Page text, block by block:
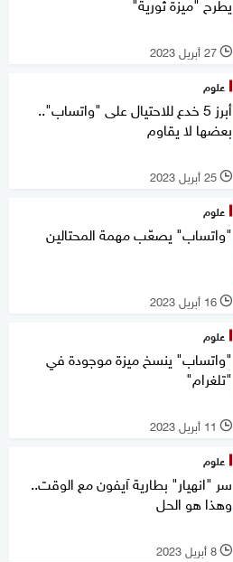
l 27 أبريل 2023
علوم
أبرز 5 خدع للاحتيال على "واتساب"..
بعضها لا يقاوم
l 25 أبريل 2023
علوم
"واتساب" يصعّب مهمة المحتالين
l 16 أبريل 2023
علوم
"واتساب" ينسخ ميزة موجودة في
"تلغرام"
l 11 أبريل 2023
علوم
سر "انهيار" بطارية آيفون مع الوقت..
وهذا هو الحل
l 8 أبريل 2023